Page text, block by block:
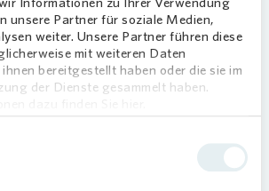
unsere Partner für soziale Medien,
weiter. Unsere Partner führen diese
mit weiteren Daten
ihnen bereitgestellt haben oder die sie im
der Dienste gesammelt haben.
auf der Abschlusskonferenz im
Fachpublikum ihre technischen
Konzepte für die Zukunft des
Die Bewerbungsphase dauert
bis zum 22. April 2022.
Konferenz für
Wohnen